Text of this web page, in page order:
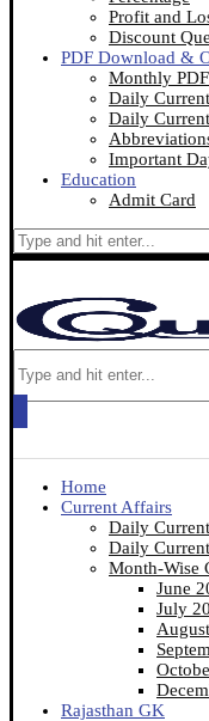
Profit and
Discount
PDF Download &
Monthly
Daily
Daily
Important
Education
Admit Card
Home
Current Affairs
Daily
Daily
Month-Wise
June
July
Rajasthan GK